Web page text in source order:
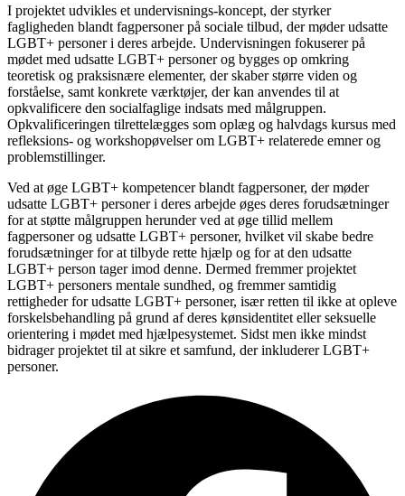
I projektet udvikles et undervisnings-koncept, der styrker
fagligheden blandt fagpersoner på sociale tilbud, der møder udsatte
LGBT+ personer i deres arbejde. Undervisningen fokuserer på
mødet med udsatte LGBT+ personer og bygges op omkring
teoretisk og praksisnære elementer, der skaber større viden og
forståelse, samt konkrete værktøjer, der kan anvendes til at
opkvalificere den socialfaglige indsats med målgruppen.
Opkvalificeringen tilrettelægges som oplæg og halvdags kursus med
refleksions- og workshopøvelser om LGBT+ relaterede emner og
problemstillinger.
Ved at øge LGBT+ kompetencer blandt fagpersoner, der møder
udsatte LGBT+ personer i deres arbejde øges deres forudsætninger
for at støtte målgruppen herunder ved at øge tillid mellem
fagpersoner og udsatte LGBT+ personer, hvilket vil skabe bedre
forudsætninger for at tilbyde rette hjælp og for at den udsatte
LGBT+ person tager imod denne. Dermed fremmer projektet
LGBT+ personers mentale sundhed, og fremmer samtidig
rettigheder for udsatte LGBT+ personer, især retten til ikke at opleve
forskelsbehandling på grund af deres kønsidentitet eller seksuelle
orientering i mødet med hjælpesystemet. Sidst men ikke mindst
bidrager projektet til at sikre et samfund, der inkluderer LGBT+
personer.